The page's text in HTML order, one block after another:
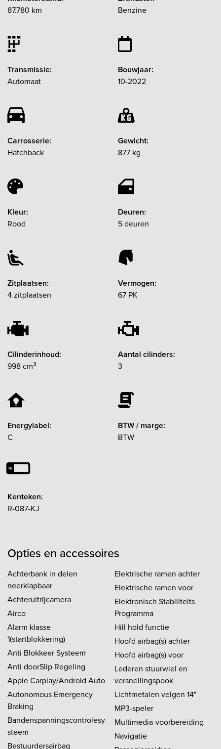
87.780 km
Benzine
Transmissie:
Automaat
Bouwjaar:
10-2022
Carrosserie:
Hatchback
Gewicht:
877 kg
Kleur:
Rood
Deuren:
5 deuren
Zitplaatsen:
4 zitplaatsen
Vermogen:
67 PK
Cilinderinhoud:
998 cm3
Aantal cilinders:
3
Energylabel:
C
BTW / marge:
BTW
Kenteken:
R-087-KJ
Opties en accessoires
Achterbank in delen
neerklapbaar
Achteruitrijcamera
Airco
Alarm klasse
1(startblokkering)
Anti Blokkeer Systeem
Anti doorSlip Regeling
Apple Carplay/Android Auto
Autonomous Emergency
Braking
Bandenspanningscontrolesy
steem
Bestuurdersairbag
Elektrische ramen achter
Elektrische ramen voor
Elektronisch Stabiliteits
Programma
Hill hold functie
Hoofd airbag(s) achter
Hoofd airbag(s) voor
Lederen stuurwiel en
versnellingspook
Lichtmetalen velgen 14"
MP3-speler
Multimedia-voorbereiding
Navigatie